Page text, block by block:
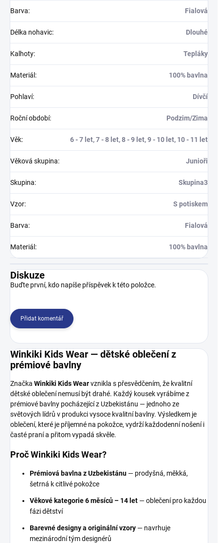
Barva: Fialová
Délka nohavic: Dlouhé
Kalhoty: Tepláky
Materiál : 100% bavlna
Pohlaví: Dívčí
Roční období: Podzim/Zima
Věk: 6 - 7 let, 7 - 8 let, 8 - 9 let, 9 - 10 let, 10 - 11 let
Věková skupina: Junioři
Skupina: Skupina3
Vzor: S potiskem
Barva: Fialová
Materiál : 100% bavlna
Diskuze
Buďte první, kdo napíše příspěvek k této položce.
Přidat komentář
Winkiki Kids Wear — dětské oblečení z
prémiové bavlny
Značka Winkiki Kids Wearvznikla s přesvědčením, že kvalitní
dětské oblečení nemusí být drahé. Každý kousek vyrábíme z
prémiové bavlny pocházející z Uzbekistánu — jednoho ze
světových lídrů v produkci vysoce kvalitní bavlny. Výsledkem je
oblečení, které je příjemné na pokožce, vydrží každodenní nošení i
časté praní a přitom vypadá skvěle.
Proč Winkiki Kids Wear?
Prémiová bavlna z Uzbekistánu — prodyšná, měkká,
šetrná k citlivé pokožce
Věkové kategorie 6 měsíců – 14 let — oblečení pro každou
fázi dětství
Barevné designy a originální vzory — navrhuje
mezinárodní tým designérů